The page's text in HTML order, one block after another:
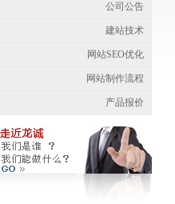
公司公告
建站技术
网站SEO优化
网站制作流程
产品报价